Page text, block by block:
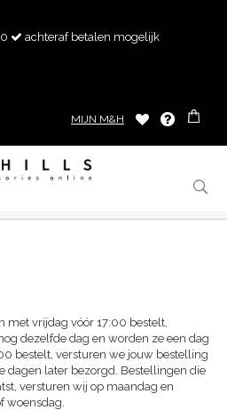
achteraf betalen mogelijk
MIJN M&H
met vrijdag vóór 17:00 bestelt,
dezelfde dag en worden ze een dag
bestelt, versturen we jouw bestelling
dagen later bezorgd. Bestellingen die
versturen wij op maandag en
woensdag.